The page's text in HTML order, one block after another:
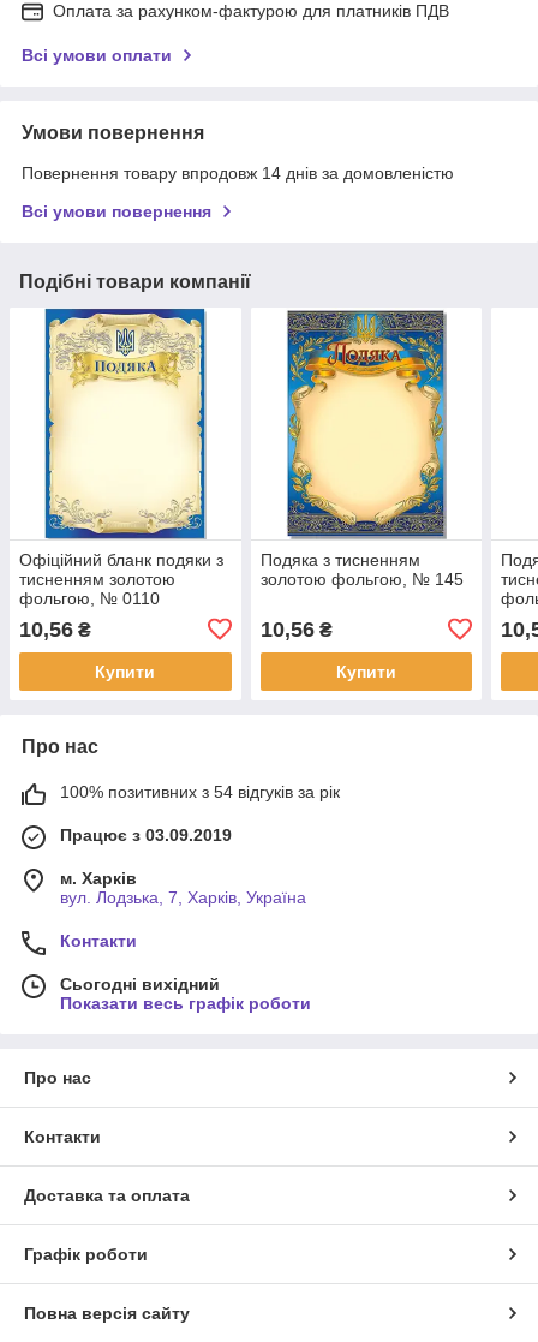
Оплата за рахунком-фактурою для платників ПДВ
Всі умови оплати
Умови повернення
Повернення товару впродовж 14 днів за домовленістю
Всі умови повернення
Подібні товари компанії
Офіційний бланк подяки з
тисненням золотою
фольгою, № 0110
10,56 ₴
Купити
Подяка з тисненням
золотою фольгою, № 145
10,56₴
Купити
Про нас
100% позитивних з 54 відгуків за рік
Працює з 03.09.2019
м. Харків
вул. Лодзька, 7, Харків, Україна
Контакти
Сьогодні вихідний
Показати весь графік роботи
Про нас
Контакти
Доставка та оплата
Графік роботи
Повна версія сайту